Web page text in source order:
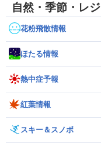
自然・季節・レ
花粉飛散情報
ほたる情報
熱中症予報
紅葉情報
スキー＆スノボ